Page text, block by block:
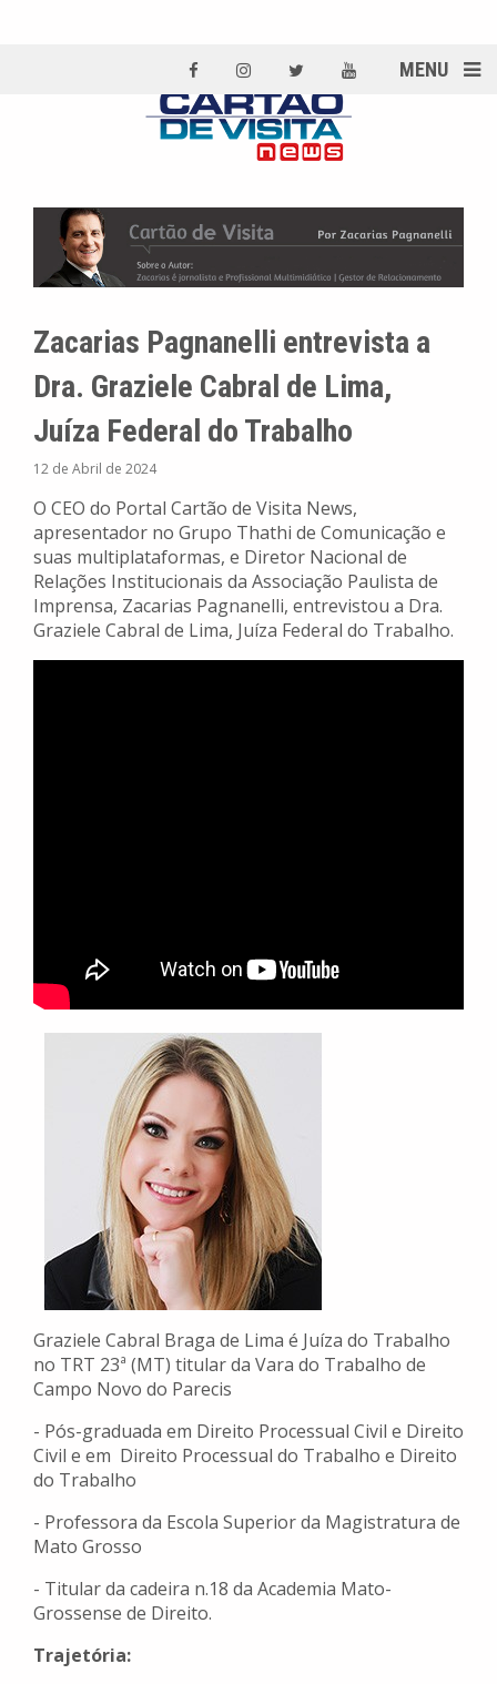
MENU
Zacarias Pagnanelli entrevista a
Dra. Graziele Cabral de Lima,
Juíza Federal do Trabalho
12 de Abril de 2024
O CEO do Portal Cartão de Visita News,
apresentador no Grupo Thathi de Comunicação e
suas multiplataformas, e Diretor Nacional de
Relações Institucionais da Associação Paulista de
Imprensa, Zacarias Pagnanelli, entrevistou a Dra.
Graziele Cabral de Lima, Juíza Federal do Trabalho.
Graziele Cabral Braga de Lima é Juíza do Trabalho
no TRT 23ª (MT) titular da Vara do Trabalho de
Campo Novo do Parecis
- Pós-graduada em Direito Processual Civil e Direito
Civil e em Direito Processual do Trabalho e Direito
do Trabalho
- Professora da Escola Superior da Magistratura de
Mato Grosso
- Titular da cadeira n.18 da Academia Mato-
Grossense de Direito.
Trajetória: